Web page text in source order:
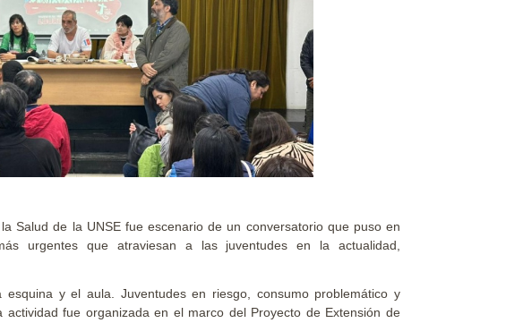
Salud de la UNSE fue escenario de un conversatorio que puso en
urgentes que atraviesan a las juventudes en la actualidad,
y el aula. Juventudes en riesgo, consumo problemático y
fue organizada en el marco del Proyecto de Extensión de